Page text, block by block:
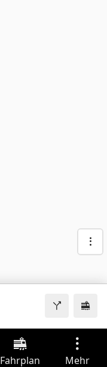
Fahrplan Mehr